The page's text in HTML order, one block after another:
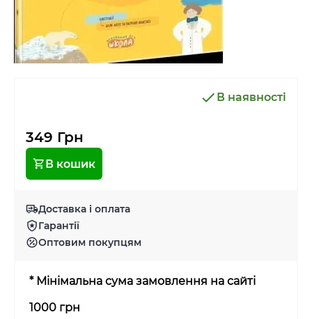
В наявності
349 Грн
В кошик
Доставка і оплата
Гарантії
Оптовим покупцям
* Мінімальна сума замовлення на сайті
1000 грн